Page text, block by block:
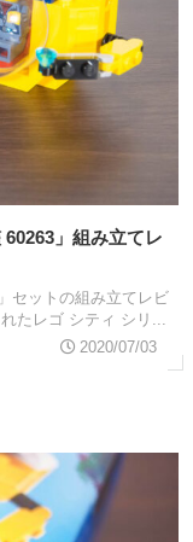
60263」組み立てレ
セットの組み立てレビ
たレゴ シティ シリ...
2020/07/03